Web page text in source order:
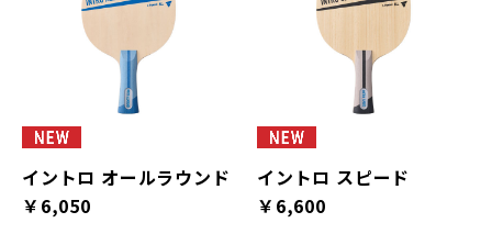
イントロ オールラウンド
￥6,050
イントロ スピード
￥6,600